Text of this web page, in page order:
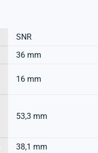
SNR
36 mm
16 mm
53,3 mm
38,1 mm